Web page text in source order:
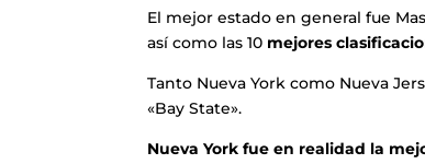
El mejor estado en general fue
así como las 10 mejores
Tanto Nueva York como Nueva
«Bay State».
Nueva York fue en realidad la